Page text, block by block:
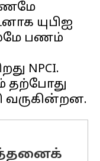
யுபிஐ
பணம்
NPCI.
தற்போது